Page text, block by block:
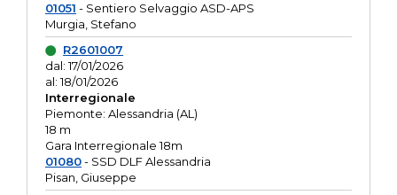
01051 - Sentiero Selvaggio ASD-APS
Murgia, Stefano
R2601007
dal: 17/01/2026
al: 18/01/2026
Interregionale
Piemonte: Alessandria (AL)
18 m
Gara Interregionale 18m
01080- SSD DLF Alessandria
Pisan, Giuseppe